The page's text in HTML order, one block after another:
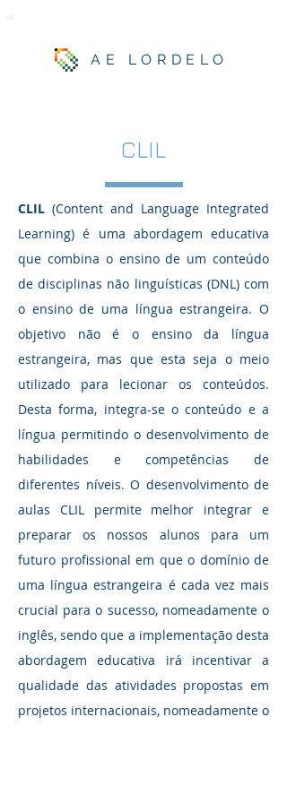
AE LORDELO
CLIL
CLIL (Content and Language Integrated
Learning) é uma abordagem educativa
que combina o ensino de um conteúdo
de disciplinas não linguísticas (DNL) com
o ensino de uma língua estrangeira. O
objetivo não é o ensino da língua
estrangeira, mas que esta seja o meio
utilizado para lecionar os conteúdos.
Desta forma, integra-se o conteúdo e a
língua permitindo o desenvolvimento de
habilidades e competências de
diferentes níveis. O desenvolvimento de
aulas CLIL permite melhor integrar e
preparar os nossos alunos para um
futuro profissional em que o domínio de
uma língua estrangeira é cada vez mais
crucial para o sucesso, nomeadamente o
inglês, sendo que a implementação desta
abordagem educativa irá incentivar a
qualidade das atividades propostas em
projetos internacionais, nomeadamente o